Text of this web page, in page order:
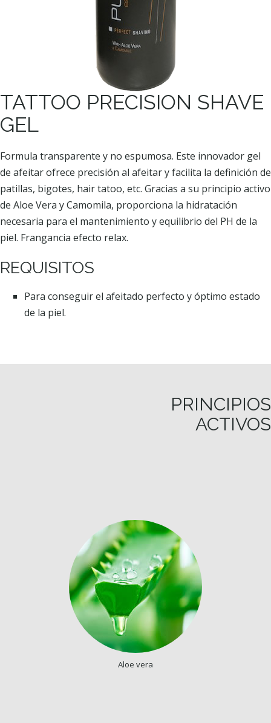
TATTOO PRECISION SHAVE
GEL
Formula transparente y no espumosa. Este innovador gel
de afeitar ofrece precisión al afeitar y facilita la definición de
patillas, bigotes, hair tatoo, etc. Gracias a su principio activo
de Aloe Vera y Camomila, proporciona la hidratación
necesaria para el mantenimiento y equilibrio del PH de la
piel. Frangancia efecto relax.
REQUISITOS
Para conseguir el afeitado perfecto y óptimo estado
de la piel.
PRINCIPIOS
ACTIVOS
Aloe vera